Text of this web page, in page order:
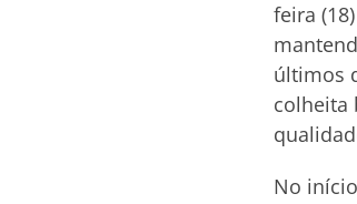
feira
últimos
colheita
No